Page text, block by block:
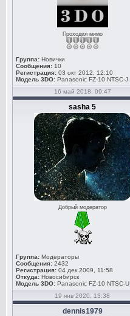
Проходил мимо
Группа: Новички
Сообщения: 10
Регистрация: 03 окт 2012, 12:10
Модель 3DO: Panasonic FZ-10 NTSC-J
16 май 2018, 09:47
sasha 5
Добрый модератор
Группа: Модераторы
Сообщения: 2432
Регистрация: 04 дек 2009, 11:58
Откуда: Новосибирск
Модель 3DO: Panasonic FZ-10 NTSC-U
19 янв 2020, 13:38
dennis1979